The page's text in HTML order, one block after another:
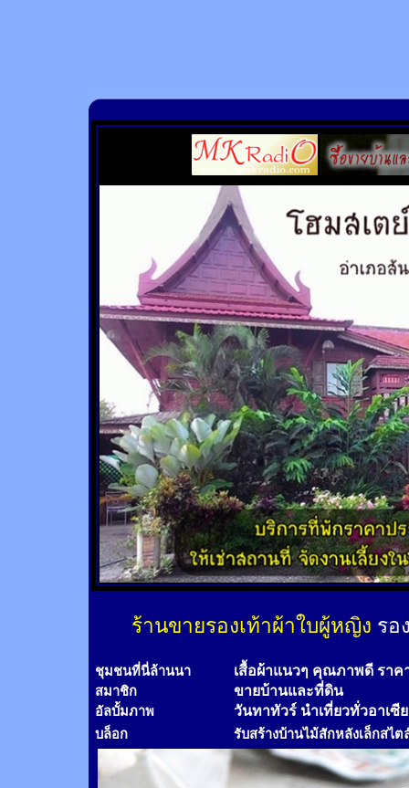
ร้านขายรองเท้าผ้าใบผู้หญิง รอ
ชุมชนที่นี่ล้านนา เสื้อผ้าแนวๆ คุณภาพดี ราค
สมาชิก ขายบ้านและที่ดิน
อัลบั้มภาพ วันทาทัวร์ นำเที่ยวทั่วอาเซี
บล็อก รับสร้างบ้านไม้สักหลังเล็กสไต